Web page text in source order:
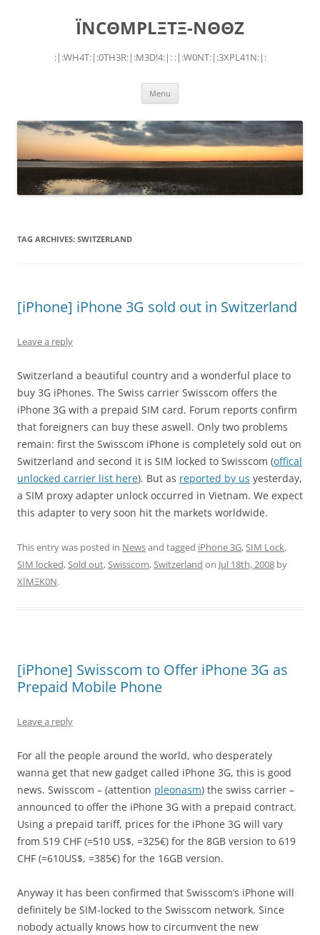
ÏNCΘMPLΞTΞ-NΘΘZ
:|:WH4T:|:0TH3R:|:M3D!4:|: :|:W0NT:|:3XPL41N:|:
Menu
TAG ARCHIVES: SWITZERLAND
[iPhone] iPhone 3G sold out in Switzerland
Leave a reply
Switzerland a beautiful country and a wonderful place to
buy 3G iPhones. The Swiss carrier Swisscom offers the
iPhone 3G with a prepaid SIM card. Forum reports confirm
that foreigners can buy these aswell. Only two problems
remain: first the Swisscom iPhone is completely sold out on
Switzerland and second it is SIM locked to Swisscom (offical
unlocked carrier list here). But as reported by us yesterday,
a SIM proxy adapter unlock occurred in Vietnam. We expect
this adapter to very soon hit the markets worldwide.
This entry was posted in Newsand tagged iPhone 3G,SIM Lock,
SIM locked,Sold out,Swisscom,Switzerland on Jul 18th, 2008 by
XÏMΞK0N.
[iPhone] Swisscom to Offer iPhone 3G as
Prepaid Mobile Phone
Leave a reply
For all the people around the world, who desperately
wanna get that new gadget called iPhone 3G, this is good
news. Swisscom – (attention pleonasm) the swiss carrier –
announced to offer the iPhone 3G with a prepaid contract.
Using a prepaid tariff, prices for the iPhone 3G will vary
from 519 CHF (=510 US$, =325€) for the 8GB version to 619
CHF (=610US$, =385€) for the 16GB version.
Anyway it has been confirmed that Swisscom’s iPhone will
definitely be SIM-locked to the Swisscom network. Since
nobody actually knows how to circumvent the new